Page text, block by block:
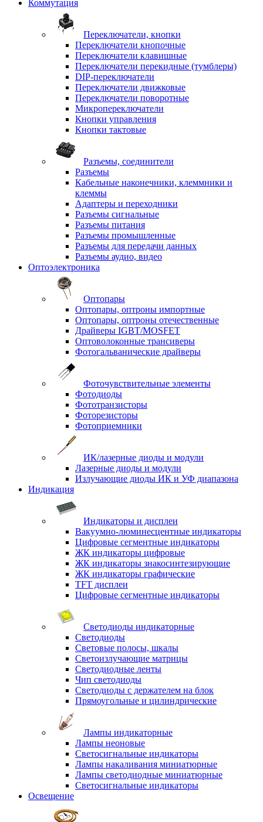
Коммутация
Переключатели, кнопки
Переключатели кнопочные
Переключатели клавишные
Переключатели перекидные (тумблеры)
DIP-переключатели
Переключатели движковые
Переключатели поворотные
Микропереключатели
Кнопки управления
Кнопки тактовые
Разъемы, соединители
Разъемы
Кабельные наконечники, клеммники и
клеммы
Адаптеры и переходники
Разъемы сигнальные
Разъемы питания
Разъемы промышленные
Разъемы для передачи данных
Разъемы аудио, видео
Оптоэлектроника
Оптопары
Оптопары, оптроны импортные
Оптопары, оптроны отечественные
Драйверы IGBT/MOSFET
Оптоволоконные трансиверы
Фотогальванические драйверы
Фоточувствительные элементы
Фотодиоды
Фототранзисторы
Фоторезисторы
Фотоприемники
ИК/лазерные диоды и модули
Лазерные диоды и модули
Излучающие диоды ИК и УФ диапазона
Индикация
Индикаторы и дисплеи
Вакуумно-люминесцентные индикаторы
Цифровые сегментные индикаторы
ЖК индикаторы цифровые
ЖК индикаторы знакосинтезирующие
ЖК индикаторы графические
TFT дисплеи
Цифровые сегментные индикаторы
Светодиоды индикаторные
Светодиоды
Световые полосы, шкалы
Светоизлучающие матрицы
Светодиодные ленты
Чип светодиоды
Светодиоды с держателем на блок
Прямоугольные и цилиндрические
Лампы индикаторные
Лампы неоновые
Светосигнальные индикаторы
Лампы накаливания миниатюрные
Лампы светодиодные миниатюрные
Светосигнальные индикаторы
Освещение